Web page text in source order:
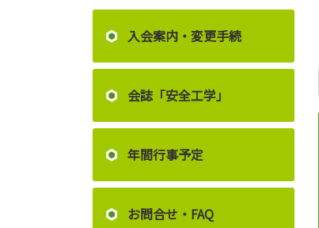
入会案内・変更手続
会誌「安全工学」
年間行事予定
お問合せ・FAQ